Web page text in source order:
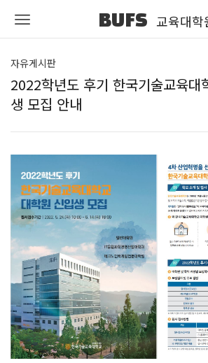
BUFS 교육대학
자유게시판
2022학년도 후기 한국기술교육대
생 모집 안내